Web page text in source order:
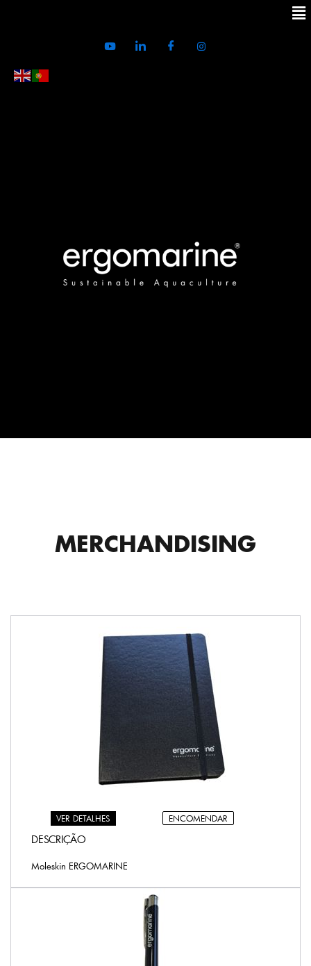
MERCHANDISING
VER DETALHES ENCOMENDAR
DESCRIÇÃO
Moleskin ERGOMARINE